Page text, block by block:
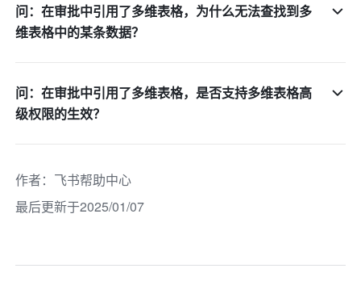
问：在审批中引用了多维表格，为什么无法查找到多
维表格中的某条数据？
问：在审批中引用了多维表格，是否支持多维表格高
级权限的生效？
作者： 飞书帮助中心
最后更新于2025/01/07